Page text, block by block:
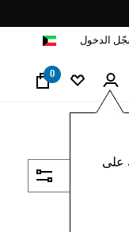
الدخول
0
على